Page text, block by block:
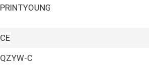
PRINTYOUNG
CE
QZYW-C